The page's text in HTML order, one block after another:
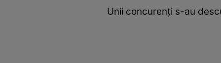
Unii concurenţi s-au